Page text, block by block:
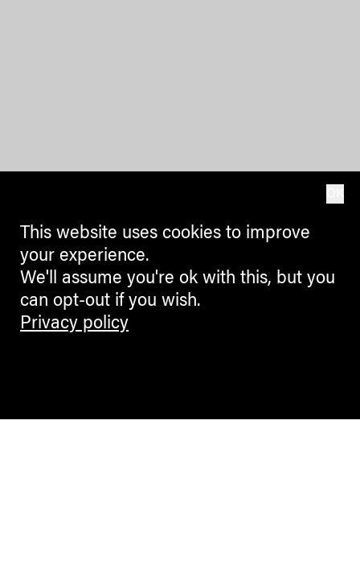
This website uses cookies to improve
your experience.
We'll assume you're ok with this, but you
can opt-out if you wish.
Privacy policy